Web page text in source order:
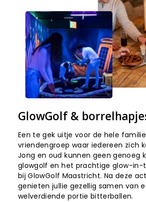
GlowGolf &
Een te gek uitje voor de hele
vriendengroep waar iedereen zich
Jong en oud kunnen geen genoeg
glowgolf en het prachtige glow-in-
bij GlowGolf Maastricht. Na deze
genieten jullie gezellig samen van
welverdiende portie bitterballen.